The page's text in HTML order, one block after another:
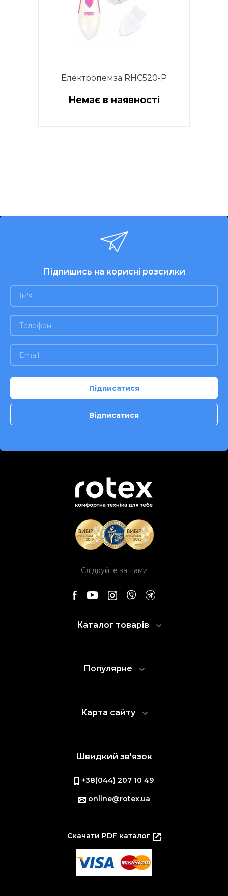
Електропемза RHC520-P
Немає в наявності
Підпишись на корисні розсилки
Слідкуйте за нами
Каталог товарів
Популярне
Карта сайту
Швидкий зв'язок
+38(044) 207 10 49
online@rotex.ua
Скачати PDF каталог